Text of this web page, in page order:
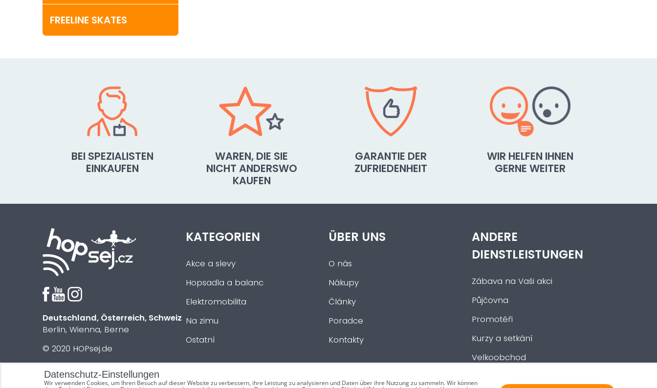
FREELINE SKATES
BEI SPEZIALISTEN
EINKAUFEN
WAREN, DIE SIE
NICHT ANDERSWO
KAUFEN
GARANTIE DER
ZUFRIEDENHEIT
WIR HELFEN IHNEN
GERNE WEITER
Deutschland, Österreich, Schweiz
Berlin, Wienna, Berne
© 2020 HOPsej.de
KATEGORIEN
Akce a slevy
Hopsadla a balanc
Elektromobilita
Na zimu
Ostatní
ÜBER UNS
O nás
Nákupy
Články
Poradce
Kontakty
ANDERE
DIENSTLEISTUNGEN
Zábava na Vaši akci
Půjčovna
Promotéři
Kurzy a setkání
Velkoobchod
Datenschutz-Einstellungen
Wir verwenden Cookies, um Ihren Besuch auf dieser Website zu verbessern, ihre Leistung zu analysieren und Daten über ihre Nutzung zu sammeln. Wir können